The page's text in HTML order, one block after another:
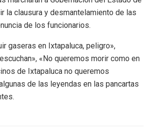
la clausura y desmantelamiento de las
de los funcionarios.
gaseras en Ixtapaluca, peligro»,
«No queremos morir como en
de Ixtapaluca no queremos
de las leyendas en las pancartas